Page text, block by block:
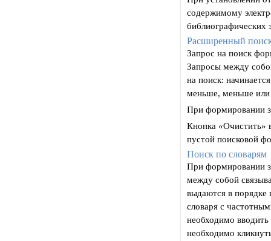
содержимому
библиографических
Расширенный
Запрос на поиск
Запросы между
на поиск:
меньше, меньше или
При формировании
Кнопка «Очистить»
пустой поисковой
Поиск по словарям
При формировании
между собой
выдаются в порядке
словаря с
необходимо
необходимо